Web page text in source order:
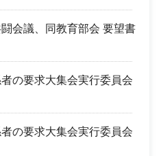
会議、同教育部会 要望書
の要求大集会実行委員会
の要求大集会実行委員会